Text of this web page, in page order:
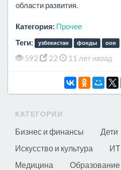
области развития.
Категория: Прочее
Теги:
узбекистан фонды оон
592 22 11 лет назад
КАТЕГОРИИ
Бизнес и финансы Дети
Искусство и культура
ИТ
Медицина
Образование